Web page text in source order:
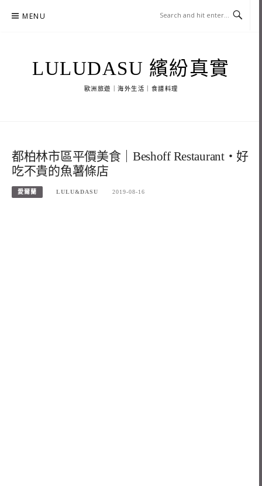
MENU
LULUDASU 繽紛真實
歐洲旅遊｜海外生活｜食譜料理
都柏林市區平價美食｜Beshoff Restaurant・好
吃不貴的魚薯條店
愛爾蘭 LULU&DASU 2019-08-16